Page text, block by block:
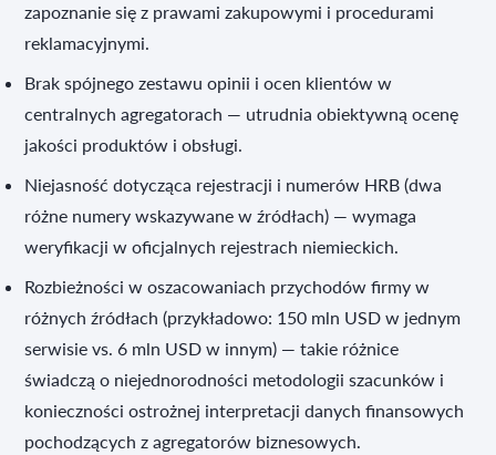
zapoznanie się z prawami zakupowymi i procedurami
reklamacyjnymi.
Brak spójnego zestawu opinii i ocen klientów w
centralnych agregatorach — utrudnia obiektywną ocenę
jakości produktów i obsługi.
Niejasność dotycząca rejestracji i numerów HRB (dwa
różne numery wskazywane w źródłach) — wymaga
weryfikacji w oficjalnych rejestrach niemieckich.
Rozbieżności w oszacowaniach przychodów firmy w
różnych źródłach (przykładowo: 150 mln USD w jednym
serwisie vs. 6 mln USD w innym) — takie różnice
świadczą o niejednorodności metodologii szacunków i
konieczności ostrożnej interpretacji danych finansowych
pochodzących z agregatorów biznesowych.